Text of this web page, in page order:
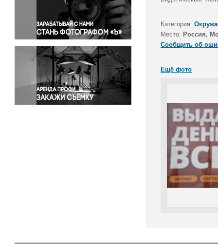
Правосудие
Происшествия и конфликты
Религия
Светская жизнь
Спорт
Экология
Экономика и бизнес
Категория:
Место: Россия,
Сообщить об
Ещё фото